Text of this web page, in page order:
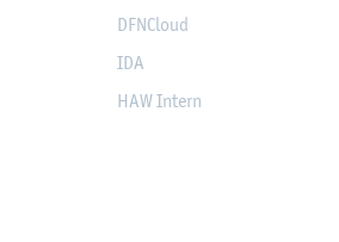
DF­NCloud
IDA
HAW In­tern